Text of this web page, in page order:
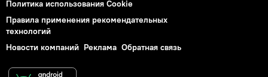
Политика использования Cookie
Правила применения рекомендательных
технологий
Новости компаний Реклама Обратная связь